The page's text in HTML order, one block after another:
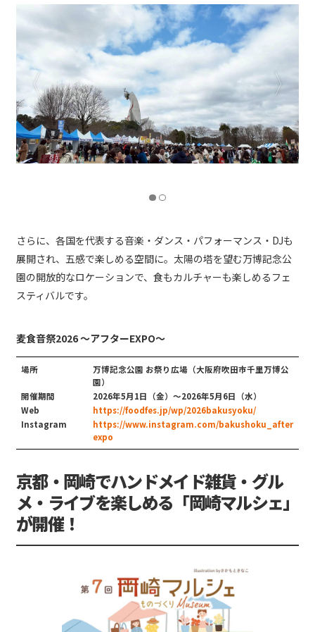
さらに、各国を代表する音楽・ダンス・パフォーマンス・DJも
展開され、五感で楽しめる空間に。太陽の塔を望む万博記念公
園の開放的なロケーションで、食もカルチャーも楽しめるフェ
スティバルです。
麦食音祭2026 〜アフターEXPO〜
場所
万博記念公園 お祭り広場（大阪府吹田市千里万博公
園）
開催期間
2026年5月1日（金）〜2026年5月6日（水）
Web
https://foodfes.jp/wp/2026bakusyoku/
Instagram
https://www.instagram.com/bakushoku_after
expo
京都・岡崎でハンドメイド雑貨・グル
メ・ライブを楽しめる「岡崎マルシェ」
が開催！